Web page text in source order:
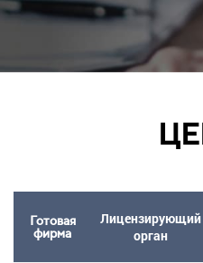
Готовая
фирма
Лицензирующий
орган